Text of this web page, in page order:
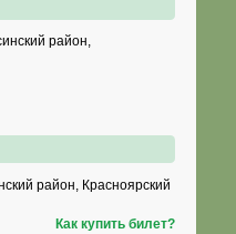
район,
район, Красноярский
Как купить билет?